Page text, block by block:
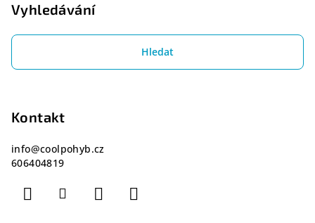
Vyhledávání
Hledat
Kontakt
info@coolpohyb.cz
606404819